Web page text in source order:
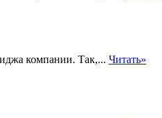
компании. Так,... Читать»